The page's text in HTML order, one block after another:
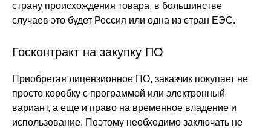
страну происхождения товара, в большинстве
случаев это будет Россия или одна из стран ЕЭС.
Госконтракт на закупку ПО
Приобретая лицензионное ПО, заказчик покупает не
просто коробку с программой или электронный
вариант, а еще и право на временное владение и
использование. Поэтому необходимо заключать не